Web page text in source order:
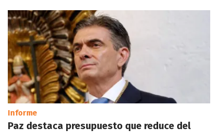
Informe
Paz destaca presupuesto que reduce del